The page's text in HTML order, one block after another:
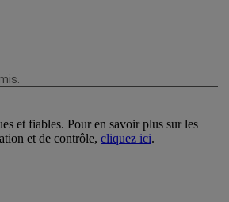
et fiables. Pour en savoir plus sur les
et de contrôle, cliquez ici.